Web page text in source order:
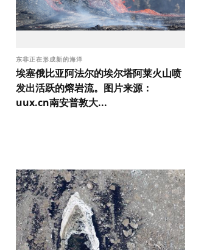
东非正在形成新的海洋
埃塞俄比亚阿法尔的埃尔塔阿莱火山喷
发出活跃的熔岩流。图片来源：
uux.cn南安普敦大...